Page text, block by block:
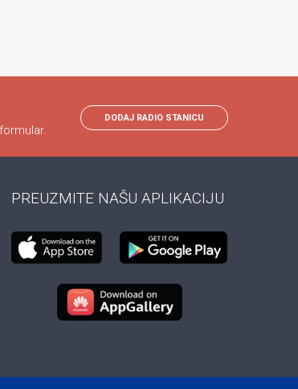
DODAJ RADIO STANICU
PREUZMITE NAŠU APLIKACIJU